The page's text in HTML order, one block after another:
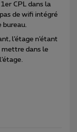
CPL dans la
de wifi intégré
bureau.
l’étage n’étant
mettre dans le